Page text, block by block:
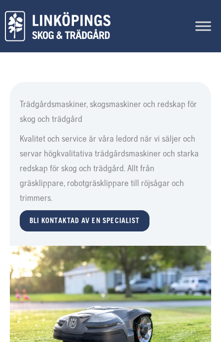
innehåll
Trädgårdsmaskiner, skogsmaskiner och redskap för
skog och trädgård
Kvalitet och service är våra ledord när vi säljer och
servar högkvalitativa trädgårdsmaskiner och starka
redskap för skog och trädgård. Allt från
gräsklippare, robotgräsklippare till röjsågar och
trimmers.
BLI KONTAKTAD AV EN SPECIALIST